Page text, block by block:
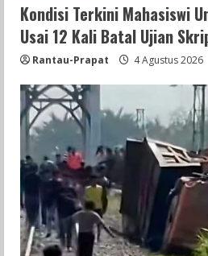
Kondisi Terkini Mahasiswi
Usai 12 Kali Batal Ujian
Rantau-Prapat 4 Agustus 2026